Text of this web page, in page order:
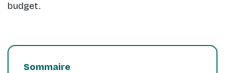
budget.
Sommaire